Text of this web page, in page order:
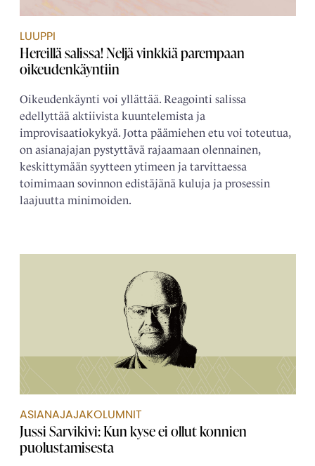
LUUPPI
Hereillä salissa! Neljä vinkkiä parempaan
oikeudenkäyntiin
Oikeudenkäynti voi yllättää. Reagointi salissa
edellyttää aktiivista kuuntelemista ja
improvisaatiokykyä. Jotta päämiehen etu voi toteutua,
on asianajajan pystyttävä rajaamaan olennainen,
keskittymään syytteen ytimeen ja tarvittaessa
toimimaan sovinnon edistäjänä kuluja ja prosessin
laajuutta minimoiden.
ASIANAJAJAKOLUMNIT
Jussi Sarvikivi: Kun kyse ei ollut konnien
puolustamisesta